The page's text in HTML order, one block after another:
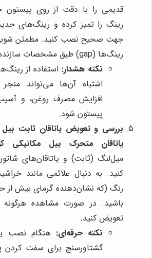
قدیمی را با دقت از روی پیستون
رینگ را تمیز کرده و رینگ‌های
جهت صحیح نصب کنید. مطمئن
رینگ‌ها (gap) طبق مشخصات سازنده باشد.
نکته هشدار: استفاده از
اشتباه آن‌ها می‌تواند
افزایش مصرف روغن، و
پیستون شود.
بررسی و تعویض یاتاقان ثابت
یاتاقان متحرک بیل مکانیکی
میل‌لنگ (ثابت) و یاتاقان‌های
کنید. به دنبال علائمی مانند
رنگ (که نشان‌دهنده گرمای بیش
باشید. در صورت مشاهده هرگونه
تعویض کنید.
نکته حرفه‌ای: هنگام نصب
گشتاورسنج برای سفت کردن